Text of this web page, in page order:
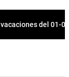
del 01-